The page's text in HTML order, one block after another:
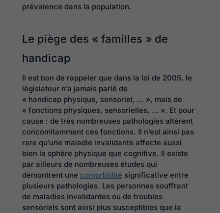
prévalence dans la population.
Le piège des « familles » de
Il est bon de rappeler que dans la loi de 2005, le
législateur n’a jamais parlé de
« handicap physique, sensoriel, … », mais de
« fonctions physiques, sensorielles, … ». Et pour
cause : de très nombreuses pathologies altèrent
concomitamment ces fonctions. Il n’est ainsi pas
rare qu’une maladie invalidante affecte aussi
bien la sphère physique que cognitive. Il existe
par ailleurs de nombreuses études qui
démontrent une comorbidité significative entre
plusieurs pathologies. Les personnes souffrant
de maladies invalidantes ou de troubles
sensoriels sont ainsi plus susceptibles que la